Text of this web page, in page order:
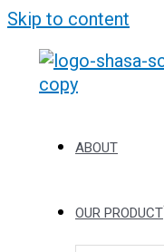
Skip to content
ABOUT
OUR PRODUCT